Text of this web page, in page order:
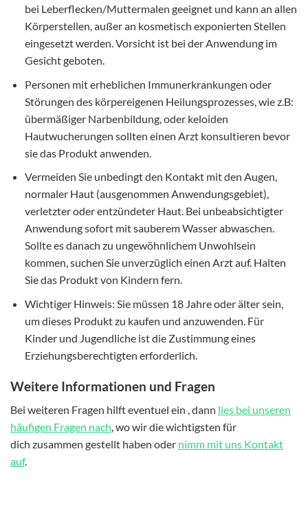
bei Leberflecken/Muttermalen geeignet und kann an allen
Körperstellen, außer an kosmetisch exponierten Stellen
eingesetzt werden. Vorsicht ist bei der Anwendung im
Gesicht geboten.
Personen mit erheblichen Immunerkrankungen oder
Störungen des körpereigenen Heilungsprozesses, wie z.B:
übermäßiger Narbenbildung, oder keloiden
Hautwucherungen sollten einen Arzt konsultieren bevor
sie das Produkt anwenden.
Vermeiden Sie unbedingt den Kontakt mit den Augen,
normaler Haut (ausgenommen Anwendungsgebiet),
verletzter oder entzündeter Haut. Bei unbeabsichtigter
Anwendung sofort mit sauberem Wasser abwaschen.
Sollte es danach zu ungewöhnlichem Unwohlsein
kommen, suchen Sie unverzüglich einen Arzt auf. Halten
Sie das Produkt von Kindern fern.
Wichtiger Hinweis: Sie müssen 18 Jahre oder älter sein,
um dieses Produkt zu kaufen und anzuwenden. Für
Kinder und Jugendliche ist die Zustimmung eines
Erziehungsberechtigten erforderlich.
Weitere Informationen und Fragen
Bei weiteren Fragen hilft eventuel ein , dann lies bei unseren
häufigen Fragen nach, wo wir die wichtigsten für
dich zusammen gestellt haben oder nimm mit uns Kontakt
auf.